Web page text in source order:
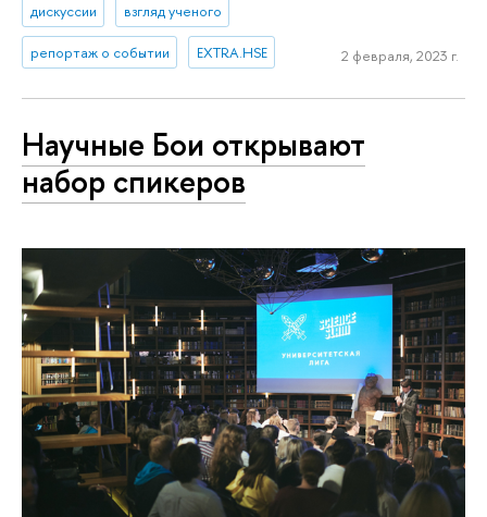
дискуссии взгляд ученого
репортаж о событии EXTRA.HSE 2 февраля, 2023 г.
Научные Бои открывают
набор спикеров